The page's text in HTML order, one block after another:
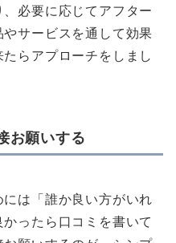
必要に応じてアフター
サービスを通して効果
らアプローチをしまし
お願いする
は「誰か良い方がいれ
ったら口コミを書いて